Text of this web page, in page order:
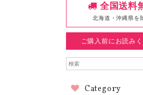
全国送料
北海道・沖縄県を
ご購入前にお読み
Category